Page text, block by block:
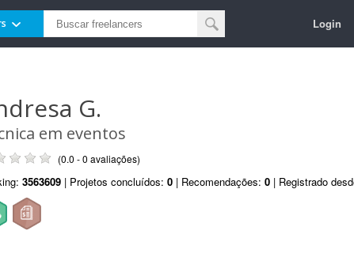
Login
G.
em eventos
(0.0 - 0 avaliações)
3563609 | Projetos concluídos: 0 | Recomendações: 0 | Registrado